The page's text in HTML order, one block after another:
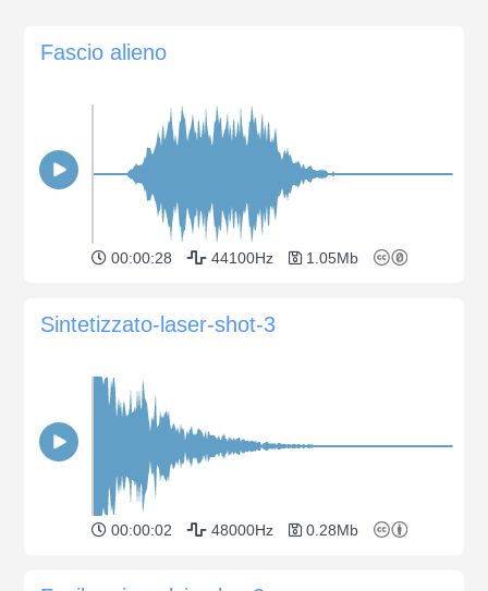
Fascio alieno
00:00:28 44100Hz 1.05Mb
Sintetizzato-laser-shot-3
00:00:02 48000Hz 0.28Mb